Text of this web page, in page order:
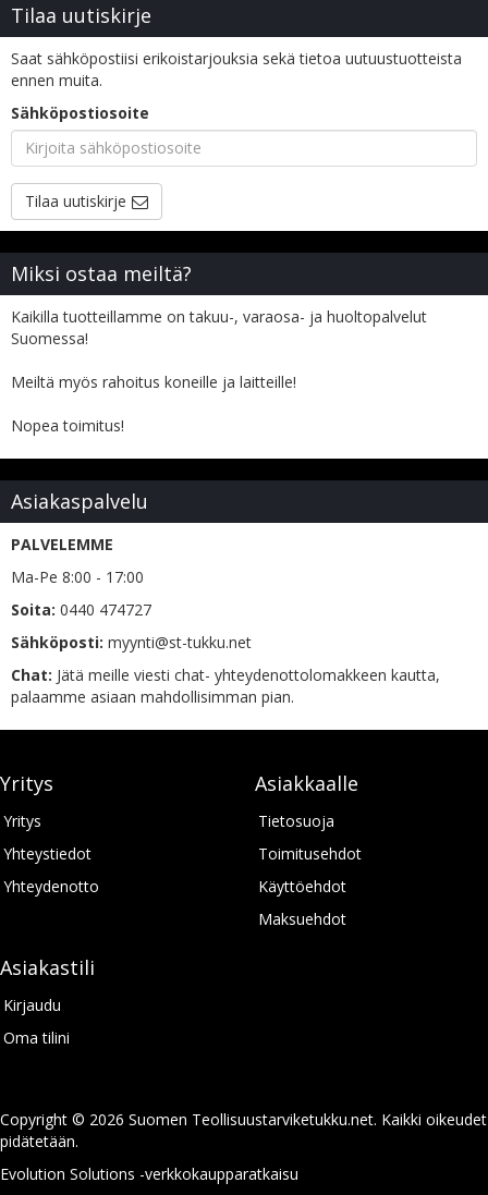
Tilaa uutiskirje
Saat sähköpostiisi erikoistarjouksia sekä tietoa uutuustuotteista
ennen muita.
Sähköpostiosoite
Tilaa uutiskirje
Miksi ostaa meiltä?
Kaikilla tuotteillamme on takuu-, varaosa- ja huoltopalvelut
Suomessa!
Meiltä myös rahoitus koneille ja laitteille!
Nopea toimitus!
Asiakaspalvelu
PALVELEMME
Ma-Pe 8:00 - 17:00
Soita: 0440 474727
Sähköposti: myynti@st-tukku.net
Chat: Jätä meille viesti chat- yhteydenottolomakkeen kautta,
palaamme asiaan mahdollisimman pian.
Yritys
Yritys
Yhteystiedot
Yhteydenotto
Asiakkaalle
Tietosuoja
Toimitusehdot
Käyttöehdot
Maksuehdot
Asiakastili
Kirjaudu
Oma tilini
Copyright © 2026 Suomen Teollisuustarviketukku.net. Kaikki oikeudet
pidätetään.
Evolution Solutions -verkkokaupparatkaisu